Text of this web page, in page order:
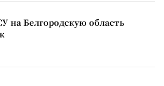
на Белгородскую область